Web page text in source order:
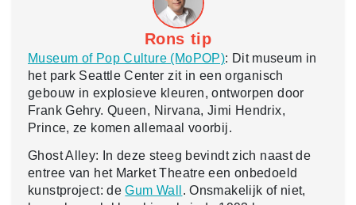
Rons tip
Museum of Pop Culture (MoPOP): Dit museum in
het park Seattle Center zit in een organisch
gebouw in explosieve kleuren, ontworpen door
Frank Gehry. Queen, Nirvana, Jimi Hendrix,
Prince, ze komen allemaal voorbij.
Ghost Alley: In deze steeg bevindt zich naast de
entree van het Market Theatre een onbedoeld
kunstproject: deGum Wall . Onsmakelijk of niet,